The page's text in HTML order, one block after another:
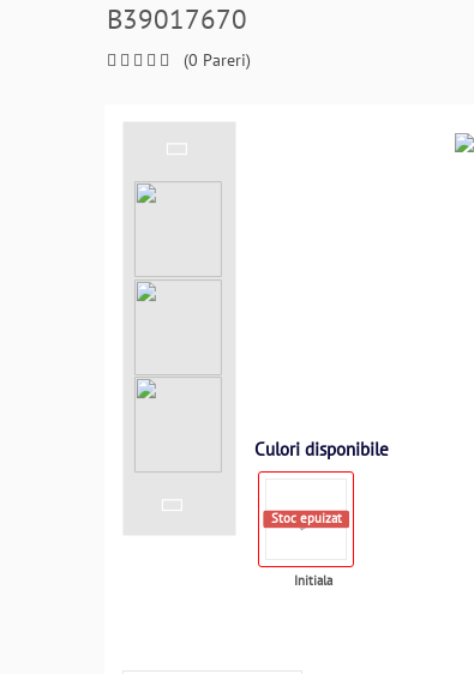
B39017670
(0 Pareri)
Culori disponibile
Stoc epuizat
Initiala